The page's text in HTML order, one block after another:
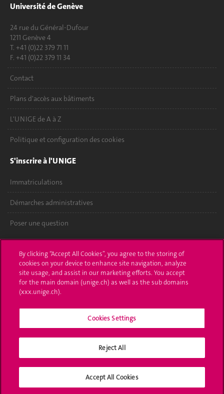
Université de Genève
24 rue du Général-Dufour
1211 Genève 4
T. +41 (0)22 379 71 11
F. +41 (0)22 379 11 34
Contact
Plans d'accès aux bâtiments
L'UNIGE de A à Z
Politique et configuration des cookies
S'inscrire à l'UNIGE
Immatriculations
Démarches administratives
Poser une question
UNIGE Mobile
Médias
Offres d'emploi
Bibliothèque
Médias sociaux UNIGE
By clicking “Accept All Cookies”, you agree to the storing of
cookies on your device to enhance site navigation, analyze
site usage, and assist in our marketing efforts. You accept
for the main domain (unige.ch) as well as the sub domains
(xxx.unige.ch).
Cookies Settings
Reject All
Accept All Cookies